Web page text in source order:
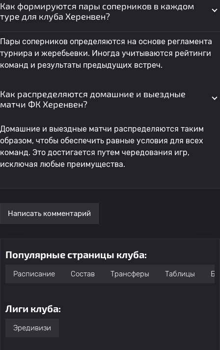
Как формируются пары соперников в каждом
туре для клуба Херенвен?
Пары соперников определяются на основе регламента
турнира и жеребьевки. Иногда учитываются рейтинги
команд и результаты предыдущих встреч.
Как распределяются домашние и выездные
матчи ФК Херенвен?
Домашние и выездные матчи распределяются таким
образом, чтобы обеспечить равные условия для всех
команд. Это достигается путем чередования игр,
исключая любые преимущества.
Написать комментарий
Популярные страницы клуба:
Расписание Состав Трансферы Таблицы
Лиги клуба:
Эредивизи